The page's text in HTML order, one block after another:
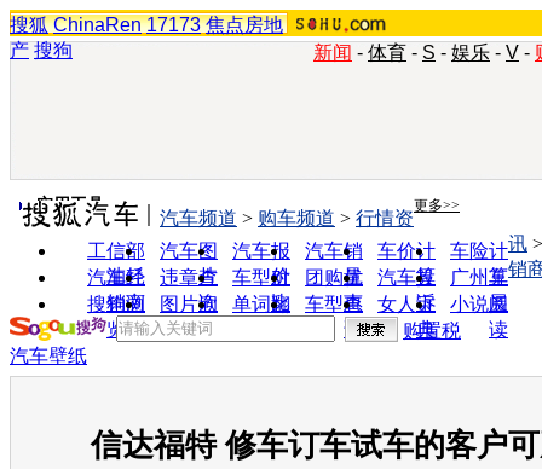
搜狐 ChinaRen 17173 焦点房地
产 搜狗 新闻 - 体育 - S - 娱乐 - V -
实用工具 更多>>
工信部
油耗
汽车图
片
汽车报
价
汽车销
量
车价计
算
车险计
算
汽车经
销商
违章查
询
车型对
比
团购优
惠
汽车投
诉
广州车
展
搜狗浏
览器
图片欣
赏
单词翻
车型查
询
女人宝
典
小说阅
读
汽车频道 > 购车频道 > 行情资
讯
销
购置税
汽车壁纸
信达福特 修车订车试车的客户